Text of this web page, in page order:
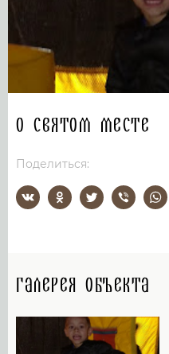
О святом месте
Поделиться:
Галерея объекта